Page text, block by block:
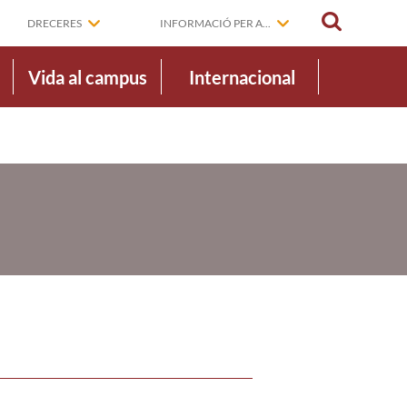
DRECERES INFORMACIÓ PER A...
Vida al campus Internacional